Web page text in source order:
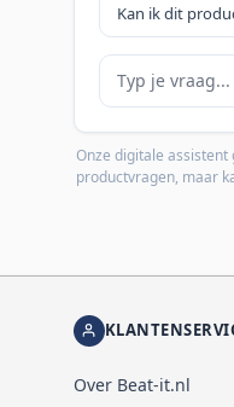
Kan ik dit
Je vraag
Onze digitale
productvragen, maar
Over Beat-it.nl